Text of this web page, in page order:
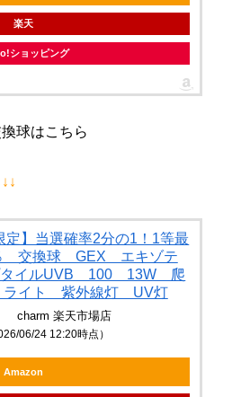
楽天
ショッピング
球はこちら
定】当選確率2分の1！1等最
交換球 GEX エキゾテ
イルUVB 100 13W 爬
イト 紫外線灯 UV灯
charm 楽天市場店
06/24 12:20時点）
Amazon